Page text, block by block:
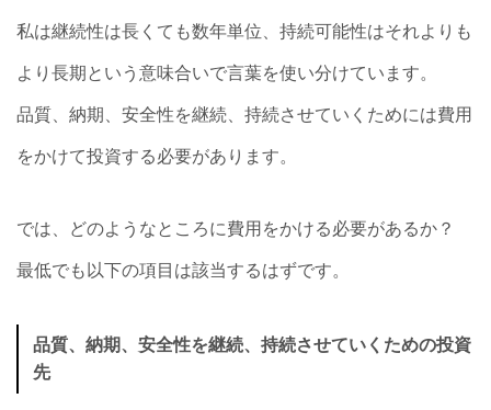
私は継続性は長くても数年単位、持続可能性はそれよりも
より長期という意味合いで言葉を使い分けています。
品質、納期、安全性を継続、持続させていくためには費用
をかけて投資する必要があります。
では、どのようなところに費用をかける必要があるか？
最低でも以下の項目は該当するはずです。
品質、納期、安全性を継続、持続させていくための投資
先